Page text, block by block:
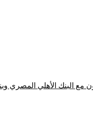
مع البنك الأهلي المصري